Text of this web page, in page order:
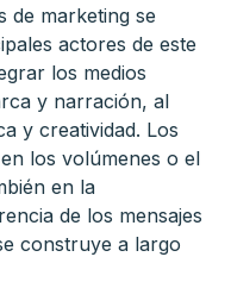
de marketing se
actores de este
los medios
y narración, al
y creatividad. Los
los volúmenes o el
en la
de los mensajes
construye a largo